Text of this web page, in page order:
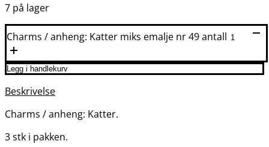
7 på lager
Charms / anheng: Katter miks emalje nr 49 antall
Legg i handlekurv
Beskrivelse
Charms / anheng: Katter.
3 stk i pakken.